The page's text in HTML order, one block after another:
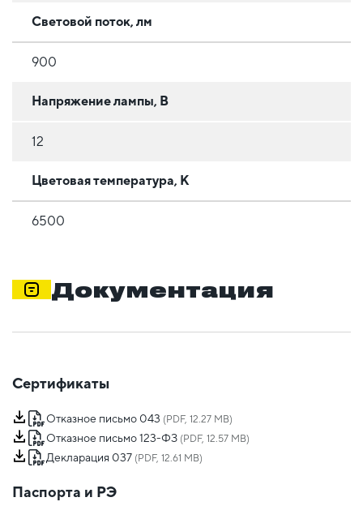
Световой поток, лм
900
Напряжение лампы, В
12
Цветовая температура, К
6500
Документация
Сертификаты
Отказное письмо 043 (PDF, 12.27 MB)
Отказное письмо 123-ФЗ (PDF, 12.57 MB)
Декларация 037 (PDF, 12.61 MB)
Паспорта и РЭ